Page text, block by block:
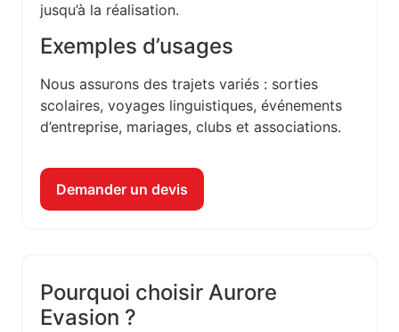
jusqu’à la réalisation.
Exemples d’usages
Nous assurons des trajets variés : sorties
scolaires, voyages linguistiques, événements
d’entreprise, mariages, clubs et associations.
Demander un devis
Pourquoi choisir Aurore
Evasion ?